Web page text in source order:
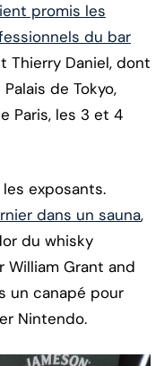
promis les
du bar
Thierry Daniel, dont
de Tokyo,
Paris, les 3 et 4
exposants.
dans un sauna,
du whisky
William Grant and
un canapé pour
Nintendo.